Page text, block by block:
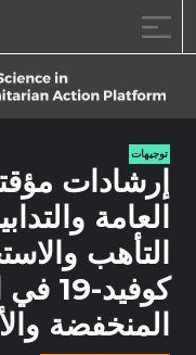
توجيهات
إرشادات
العامة
التأهب
المنخفضة